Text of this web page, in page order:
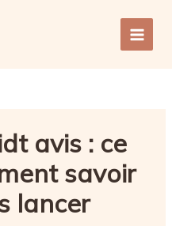
Main
avis : ce
savoir
lancer